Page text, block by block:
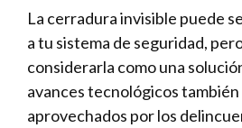
La cerradura invisible puede
a tu sistema de seguridad,
considerarla como⁤ una
avances tecnológicos
‌aprovechados por los